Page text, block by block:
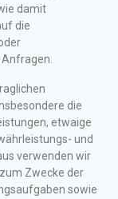
damit
die
die
etwaige
und
verwenden wir
Zwecke der
sowie